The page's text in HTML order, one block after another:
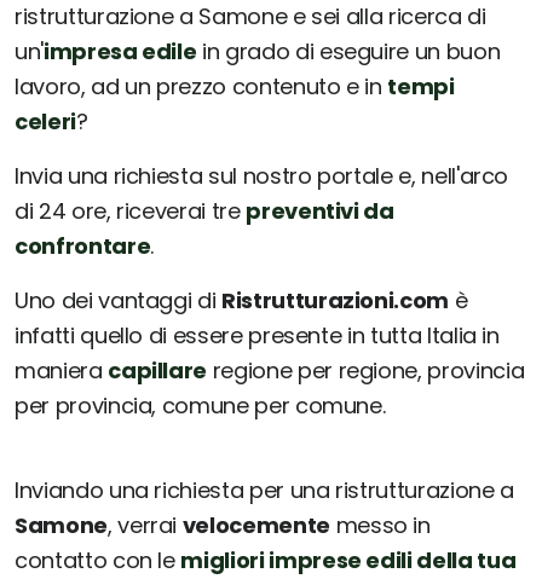
ristrutturazione a Samone e sei alla ricerca di
un'impresa edile in grado di eseguire un buon
lavoro, ad un prezzo contenuto e in tempi
celeri?
Invia una richiesta sul nostro portale e, nell'arco
di 24 ore, riceverai tre preventivi da
confrontare.
Uno dei vantaggi di Ristrutturazioni.com è
infatti quello di essere presente in tutta Italia in
maniera capillare regione per regione, provincia
per provincia, comune per comune.
Inviando una richiesta per una ristrutturazione a
Samone, verrai velocemente messo in
contatto con le migliori imprese edili della tua